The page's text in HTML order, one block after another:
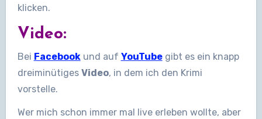
klicken.
Video:
Bei Facebook und auf YouTubegibt es ein knapp
dreiminütiges Video, in dem ich den Krimi
vorstelle.
Wer mich schon immer mal live erleben wollte, aber